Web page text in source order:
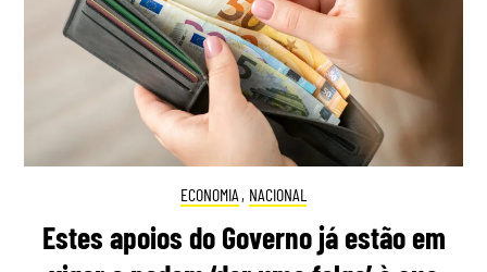
ECONOMIA , NACIONAL
Estes apoios do Governo já estão em